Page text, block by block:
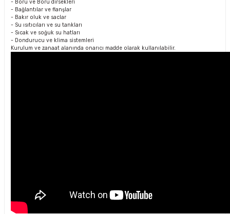
- Boru ve Boru dirsekleri
- Bağlantılar ve flanşlar
- Bakır oluk ve saclar
- Su ısıtıcıları ve su tankları
- Sıcak ve soğuk su hatları
- Dondurucu ve klima sistemleri
Kurulum ve zanaat alanında onarıcı madde olarak kullanılabilir.